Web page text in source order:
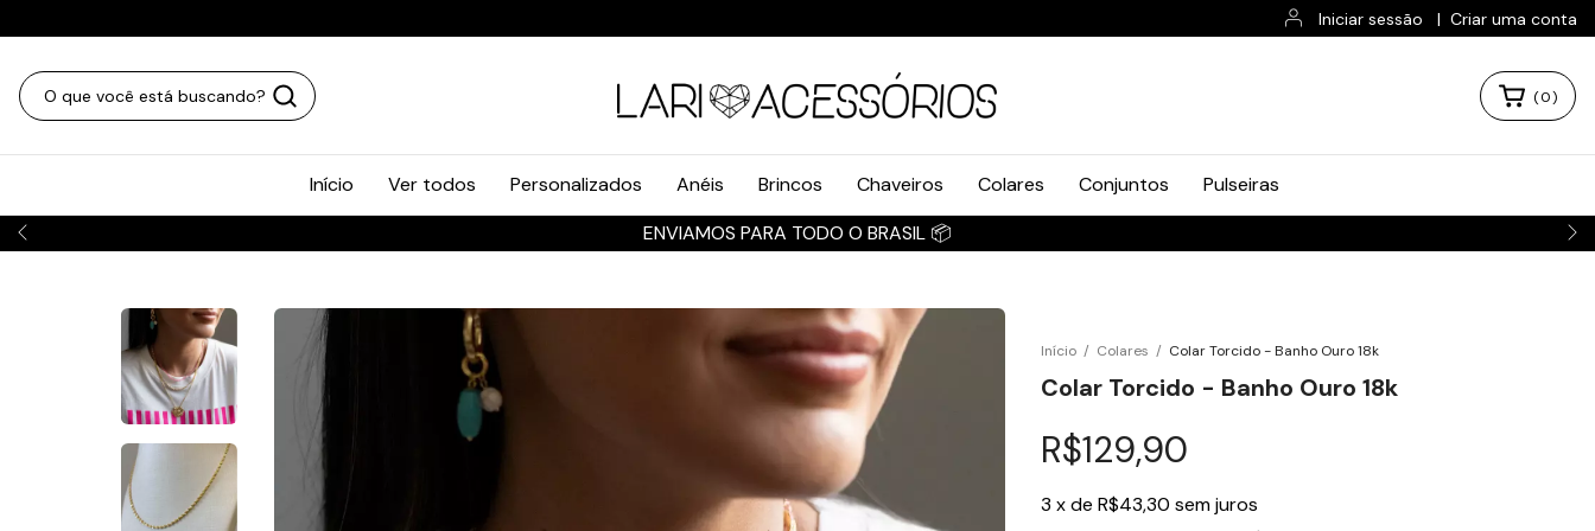
Iniciar sessão | Criar uma conta
ENVIAMOS PARA TODO O BRASIL 📦
(0)
Início Ver todos Personalizados Anéis Brincos Chaveiros Colares Conjuntos Pulseiras
Início / Colares / Colar Torcido - Banho Ouro 18k
Colar Torcido - Banho Ouro 18k
R$129,90
3 xde R$43,30 sem juros